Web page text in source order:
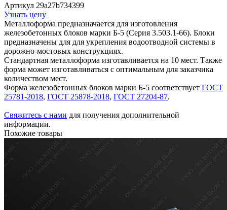
Артикул 29a27b734399
Узнать цену
Металлоформа предназначается для изготовления
железобетонных блоков марки Б-5 (Серия 3.503.1-66). Блоки
предназначены для для укрепления водоотводной системы в
дорожно-мостовых конструкциях.
Стандартная металлоформа изготавливается на 10 мест. Также
форма может изготавливаться с оптимальным для заказчика
количеством мест.
Форма железобетонных блоков марки Б-5 соответствует ГОСТ
25781-2018, ГОСТ 25878-2018, ГОСТ 27204-87.
Свяжитесь с нами для получения дополнительной
информации.
Похожие товары